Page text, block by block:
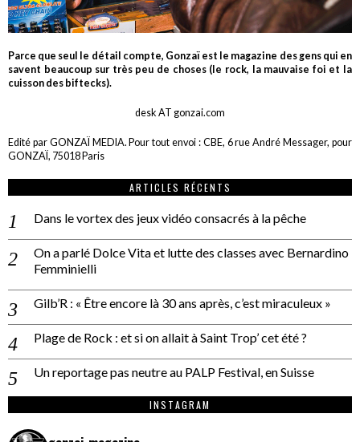
Parce que seul le détail compte, Gonzaï est le magazine des gens qui en
savent beaucoup sur très peu de choses (le rock, la mauvaise foi et la
cuisson des biftecks).
desk AT gonzai.com
Edité par GONZAÏ MEDIA. Pour tout envoi : CBE, 6 rue André Messager, pour
GONZAÏ, 75018 Paris
ARTICLES RÉCENTS
Dans le vortex des jeux vidéo consacrés à la pêche
On a parlé Dolce Vita et lutte des classes avec Bernardino
Femminielli
Gilb’R : « Être encore là 30 ans après, c’est miraculeux »
Plage de Rock : et si on allait à Saint Trop’ cet été ?
Un reportage pas neutre au PALP Festival, en Suisse
INSTAGRAM